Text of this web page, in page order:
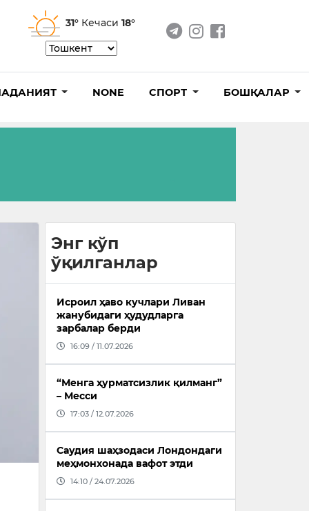
31° Кечаси 18°
NONE СПОРТ БОШҚАЛАР
Энг кўп
ўқилганлар
Исроил ҳаво кучлари Ливан
жанубидаги ҳудудларга
зарбалар берди
16:09 / 11.07.2026
“Менга ҳурматсизлик қилманг”
– Месси
17:03 / 12.07.2026
Саудия шаҳзодаси Лондондаги
меҳмонхонада вафот этди
14:10 / 24.07.2026